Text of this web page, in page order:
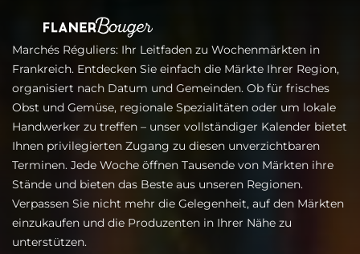
Marchés Réguliers: Ihr Leitfaden zu Wochenmärkten in
Frankreich. Entdecken Sie einfach die Märkte Ihrer Region,
organisiert nach Datum und Gemeinden. Ob für frisches
Obst und Gemüse, regionale Spezialitäten oder um lokale
Handwerker zu treffen – unser vollständiger Kalender bietet
Ihnen privilegierten Zugang zu diesen unverzichtbaren
Terminen. Jede Woche öffnen Tausende von Märkten ihre
Stände und bieten das Beste aus unseren Regionen.
Verpassen Sie nicht mehr die Gelegenheit, auf den Märkten
einzukaufen und die Produzenten in Ihrer Nähe zu
unterstützen.